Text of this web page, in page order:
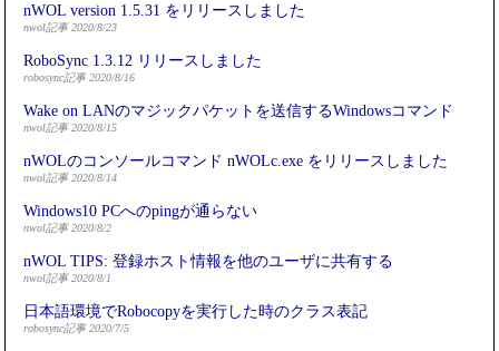
nWOL version 1.5.31 をリリースしました
nwol記事 2020/8/23
RoboSync 1.3.12 リリースしました
robosync記事 2020/8/16
Wake on LANのマジックパケットを送信するWindowsコマンド
nwol記事 2020/8/15
nWOLのコンソールコマンド nWOLc.exe をリリースしました
nwol記事 2020/8/14
Windows10 PCへのpingが通らない
nwol記事 2020/8/2
nWOL TIPS: 登録ホスト情報を他のユーザに共有する
nwol記事 2020/8/1
日本語環境でRobocopyを実行した時のクラス表記
robosync記事 2020/7/5